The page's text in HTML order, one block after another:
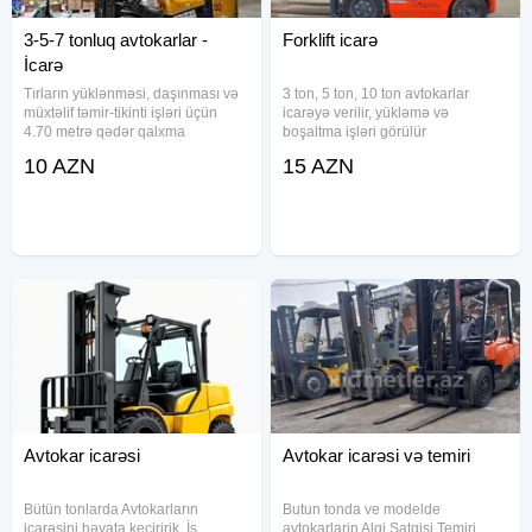
3-5-7 tonluq avtokarlar -
İcarə
Tırların yüklənməsi, daşınması və
müxtəlif təmir-tikinti işləri üçün
4.70 metrə qədər qalxma
tonluq avtokarlar icarəyə verilir.
10 AZN
Forklift icarə
3 ton, 5 ton, 10 ton avtokarlar
icarəyə verilir, yükləmə və
boşaltma işləri görülür
15 AZN
Avtokar icarəsi
Bütün tonlarda Avtokarların
Avtokar icarəsi və temiri
Butun tonda ve modelde